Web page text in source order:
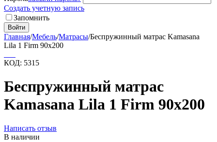
Создать учетную запись
Запомнить
Войти
Главная/Мебель/Матрасы/Беспружинный матрас Kamasana
Lila 1 Firm 90х200
КОД: 5315
Беспружинный матрас
Kamasana Lila 1 Firm 90х200
Написать отзыв
В наличии